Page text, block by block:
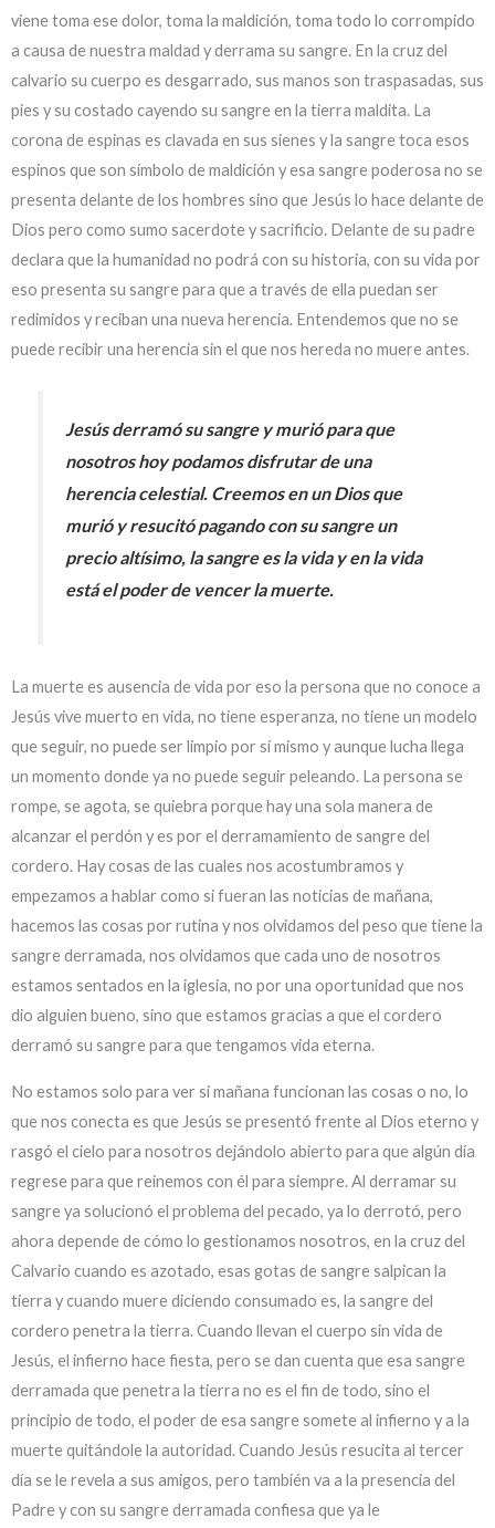
viene toma ese dolor, toma la maldición, toma todo lo corrompido
a causa de nuestra maldad y derrama su sangre. En la cruz del
calvario su cuerpo es desgarrado, sus manos son traspasadas, sus
pies y su costado cayendo su sangre en la tierra maldita. La
corona de espinas es clavada en sus sienes y la sangre toca esos
espinos que son símbolo de maldición y esa sangre poderosa no se
presenta delante de los hombres sino que Jesús lo hace delante de
Dios pero como sumo sacerdote y sacrificio. Delante de su padre
declara que la humanidad no podrá con su historia, con su vida por
eso presenta su sangre para que a través de ella puedan ser
redimidos y reciban una nueva herencia. Entendemos que no se
puede recibir una herencia sin el que nos hereda no muere antes.
Jesús derramó su sangre y murió para que
nosotros hoy podamos disfrutar de una
herencia celestial. Creemos en un Dios que
murió y resucitó pagando con su sangre un
precio altísimo, la sangre es la vida y en la vida
está el poder de vencer la muerte.
La muerte es ausencia de vida por eso la persona que no conoce a
Jesús vive muerto en vida, no tiene esperanza, no tiene un modelo
que seguir, no puede ser limpio por sí mismo y aunque lucha llega
un momento donde ya no puede seguir peleando. La persona se
rompe, se agota, se quiebra porque hay una sola manera de
alcanzar el perdón y es por el derramamiento de sangre del
cordero. Hay cosas de las cuales nos acostumbramos y
empezamos a hablar como si fueran las noticias de mañana,
hacemos las cosas por rutina y nos olvidamos del peso que tiene la
sangre derramada, nos olvidamos que cada uno de nosotros
estamos sentados en la iglesia, no por una oportunidad que nos
dio alguien bueno, sino que estamos gracias a que el cordero
derramó su sangre para que tengamos vida eterna.
No estamos solo para ver si mañana funcionan las cosas o no, lo
que nos conecta es que Jesús se presentó frente al Dios eterno y
rasgó el cielo para nosotros dejándolo abierto para que algún día
regrese para que reinemos con él para siempre. Al derramar su
sangre ya solucionó el problema del pecado, ya lo derrotó, pero
ahora depende de cómo lo gestionamos nosotros, en la cruz del
Calvario cuando es azotado, esas gotas de sangre salpican la
tierra y cuando muere diciendo consumado es, la sangre del
cordero penetra la tierra. Cuando llevan el cuerpo sin vida de
Jesús, el infierno hace fiesta, pero se dan cuenta que esa sangre
derramada que penetra la tierra no es el fin de todo, sino el
principio de todo, el poder de esa sangre somete al infierno y a la
muerte quitándole la autoridad. Cuando Jesús resucita al tercer
día se le revela a sus amigos, pero también va a la presencia del
Padre y con su sangre derramada confiesa que ya le